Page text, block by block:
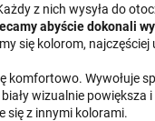
z nich wysyła do
abyście dokonali
się kolorom,
Wywołuje
wizualnie powiększa
się z innymi kolorami.